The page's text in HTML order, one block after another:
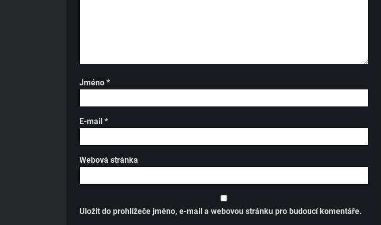
Jméno *
E-mail *
Webová stránka
Uložit do prohlížeče jméno, e-mail a webovou stránku pro budoucí komentáře.